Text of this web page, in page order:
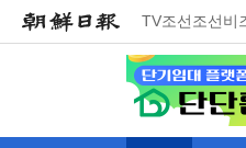
TV조선조선비